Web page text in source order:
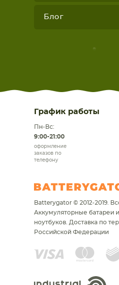
Блог
График работы
Пн-Вс:
9:00-21:00
оформление
заказов по
телефону
Batterygator © 2012-2019.
Аккумуляторные батареи
ноутбуков. Доставка по
Российской Федерации